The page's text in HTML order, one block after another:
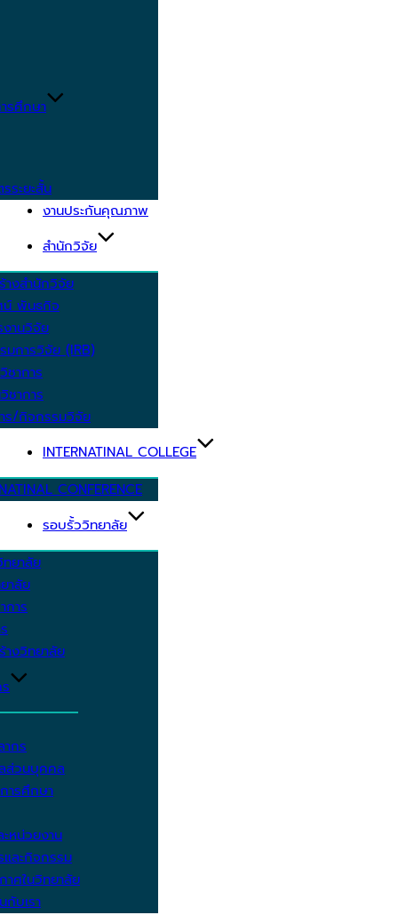
รศึกษา
ระยะสั้น
งานประกันคุณภาพ
สำนักวิจัย
างสำนักวิจัย
น์ พันธกิจ
งานวิจัย
มการวิจัย (IRB)
ชาการ
ชาการ
ร/กิจกรรมวิจัย
INTERNATINAL COLLEGE
CONFERENCE
รอบรั้ววิทยาลัย
ทยาลัย
าลัย
การ
างวิทยาลัย
กร
ส่วนบุคคล
ารศึกษา
หน่วยงาน
และกิจกรรม
าศในวิทยาลัย
กับเรา